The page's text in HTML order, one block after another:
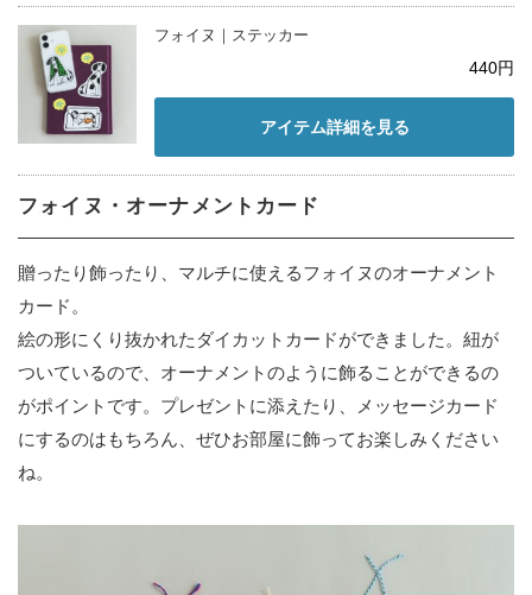
フォイヌ｜ステッカー
440円
アイテム詳細を見る
フォイヌ・オーナメントカード
贈ったり飾ったり、マルチに使えるフォイヌのオーナメント
カード。
絵の形にくり抜かれたダイカットカードができました。紐が
ついているので、オーナメントのように飾ることができるの
がポイントです。プレゼントに添えたり、メッセージカード
にするのはもちろん、ぜひお部屋に飾ってお楽しみください
ね。